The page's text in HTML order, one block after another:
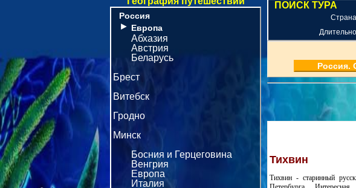
Россия
► Европа
Абхазия
Австрия
Беларусь
Брест
Витебск
Гродно
Минск
Босния и Герцеговина
Венгрия
Европа
Италия
ПОИСК ТУРА
Россия.
Тихвин
Тихвин - старинный